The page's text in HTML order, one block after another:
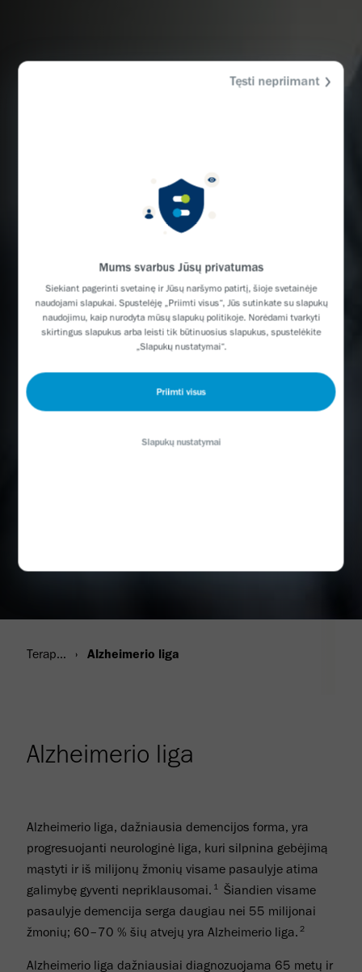
Mums svarbus Jūsų privatumas
Siekiant pagerinti svetainę ir Jūsų naršymo patirtį, šioje svetainėje
naudojami slapukai. Spustelėję „Priimti visus“, Jūs sutinkate su slapukų
naudojimu, kaip nurodyta mūsų slapukų politikoje. Norėdami tvarkyti
skirtingus slapukus arba leisti tik būtinuosius slapukus, spustelėkite
„Slapukų nustatymai“.
Priimti visus
Slapukų nustatymai
Tęsti nepriimant
Terapinės sritys Alzheimerio liga
Alzheimerio liga
Alzheimerio liga, dažniausia demencijos forma, yra
progresuojanti neurologinė liga, kuri silpnina gebėjimą
mąstyti ir iš milijonų žmonių visame pasaulyje atima
galimybę gyventi nepriklausomai. 1 Šiandien visame
pasaulyje demencija serga daugiau nei 55 milijonai
žmonių; 60–70 % šių atvejų yra Alzheimerio liga. 2
Alzheimerio liga dažniausiai diagnozuojama 65 metų ir